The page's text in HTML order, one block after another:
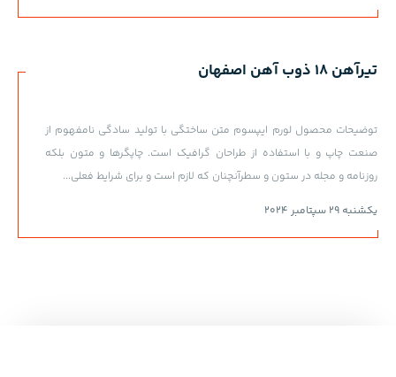
تیرآهن 18 ذوب آهن اصفهان
توضیحات محصول لورم ایپسوم متن ساختگی با تولید سادگی نامفهوم از
صنعت چاپ و با استفاده از طراحان گرافیک است. چاپگرها و متون بلکه
روزنامه و مجله در ستون و سطرآنچنان که لازم است و برای شرایط فعلی...
یکشنبه 29 سپتامبر 2024